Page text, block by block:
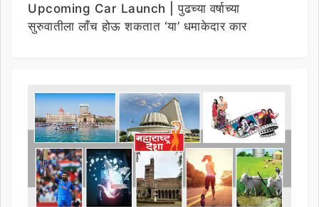
Upcoming Car Launch | पुढच्या वर्षाच्या
सुरुवातीला लाँच होऊ शकतात ‘या’ धमाकेदार कार